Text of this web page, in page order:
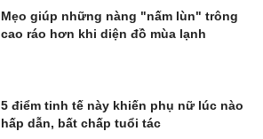
Mẹo giúp những nàng "nấm lùn" trông
cao ráo hơn khi diện đồ mùa lạnh
5 điểm tinh tế này khiến phụ nữ lúc nào
hấp dẫn, bất chấp tuổi tác